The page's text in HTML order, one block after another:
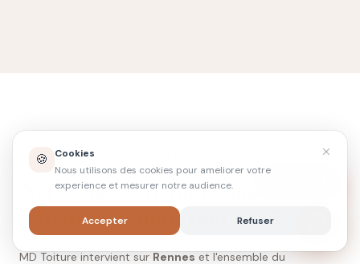
ZONE D'INTERVENTION
Nettoyage & démoussage toiture
à Rennes et dans tout le 35
MD Toiture intervient sur Rennes et l'ensemble du
🍪
Cookies
Nous utilisons des cookies pour ameliorer votre
experience et mesurer notre audience.
Accepter Refuser